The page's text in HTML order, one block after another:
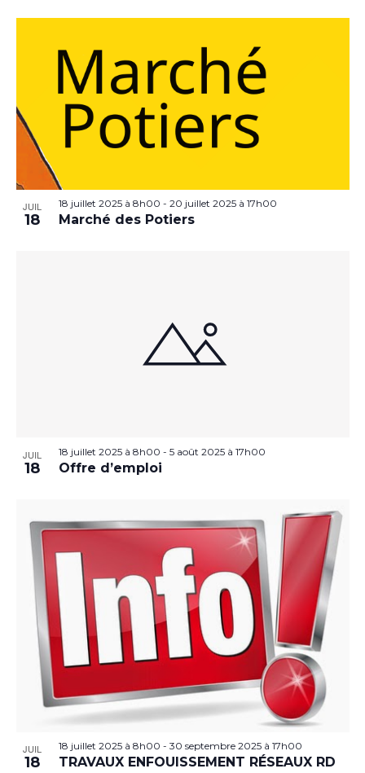
JUIL
18
18 juillet 2025 à 8h00 - 20 juillet 2025 à 17h00
Marché des Potiers
JUIL
18
18 juillet 2025 à 8h00 - 5 août 2025 à 17h00
Offre d’emploi
JUIL
18
18 juillet 2025 à 8h00 - 30 septembre 2025 à 17h00
TRAVAUX ENFOUISSEMENT RÉSEAUX RD